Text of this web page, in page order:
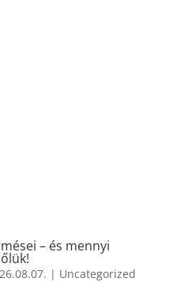
– és mennyi
| Uncategorized